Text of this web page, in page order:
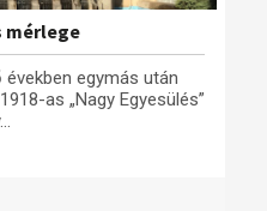
mérlege
egymás után
as „Nagy Egyesülés”